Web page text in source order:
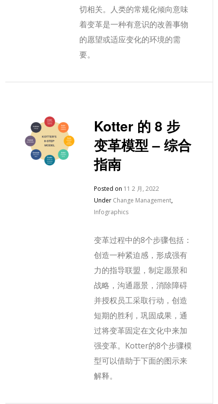
切相关。人类的常规化倾向意味
着变革是一种有意识的改善事物
的愿望或适应变化的环境的需
要。
Kotter 的 8 步
变革模型 – 综合
指南
Posted on 11 2 月, 2022
Under Change Management,
Infographics
变革过程中的8个步骤包括：
创造一种紧迫感，形成强有
力的指导联盟，制定愿景和
战略，沟通愿景，消除障碍
并授权员工采取行动，创造
短期的胜利，巩固成果，通
过将变革固定在文化中来加
强变革。Kotter的8个步骤模
型可以借助于下面的图示来
解释。